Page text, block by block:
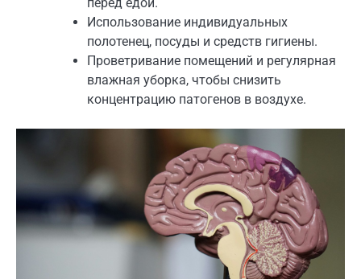
Использование индивидуальных
полотенец, посуды и средств гигиены.
Проветривание помещений и регулярная
влажная уборка, чтобы снизить
концентрацию патогенов в воздухе.